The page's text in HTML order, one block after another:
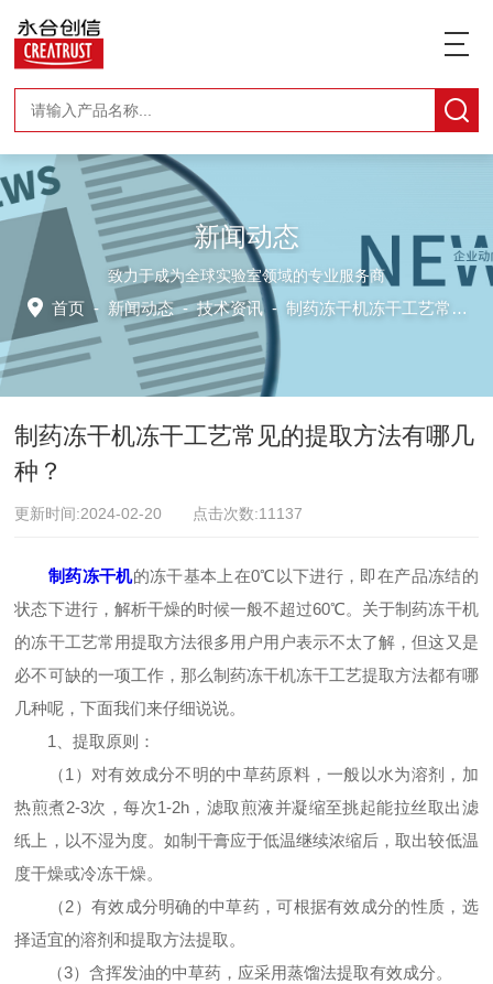
新闻动态
致力于成为全球实验室领域的专业服务商
首页 - 新闻动态-技术资讯 -制药冻干机冻干工艺常见的提取方法有哪几种？
制药冻干机冻干工艺常见的提取方法有哪几
种？
更新时间:2024-02-20 点击次数:11137
制药冻干机的冻干基本上在0℃以下进行，即在产品冻结的
状态下进行，解析干燥的时候一般不超过60℃。关于制药冻干机
的冻干工艺常用提取方法很多用户用户表示不太了解，但这又是
必不可缺的一项工作，那么制药冻干机冻干工艺提取方法都有哪
几种呢，下面我们来仔细说说。
1、提取原则：
（1）对有效成分不明的中草药原料，一般以水为溶剂，加
热煎煮2-3次，每次1-2h，滤取煎液并凝缩至挑起能拉丝取出滤
纸上，以不湿为度。如制干膏应于低温继续浓缩后，取出较低温
度干燥或冷冻干燥。
（2）有效成分明确的中草药，可根据有效成分的性质，选
择适宜的溶剂和提取方法提取。
（3）含挥发油的中草药，应采用蒸馏法提取有效成分。